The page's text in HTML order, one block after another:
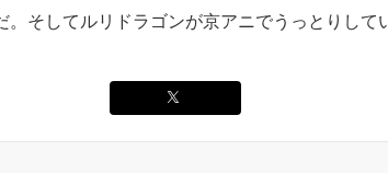
そしてルリドラゴンが京アニでうっとりして